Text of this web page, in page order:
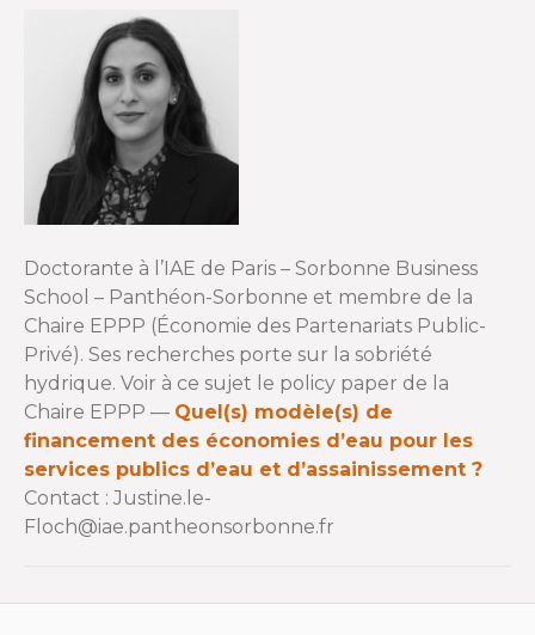
Doctorante à l’IAE de Paris – Sorbonne Business
School – Panthéon-Sorbonne et membre de la
Chaire EPPP (Économie des Partenariats Public-
Privé). Ses recherches porte sur la sobriété
hydrique. Voir à ce sujet le policy paper de la
Chaire EPPP — Quel(s) modèle(s) de
financement des économies d’eau pour les
services publics d’eau et d’assainissement ?
Contact : Justine.le-
Floch@iae.pantheonsorbonne.fr